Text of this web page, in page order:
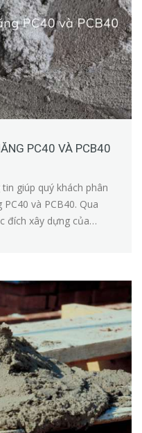
PC40 VÀ PCB40
giúp quý khách phân
và PCB40. Qua
đích xây dựng của